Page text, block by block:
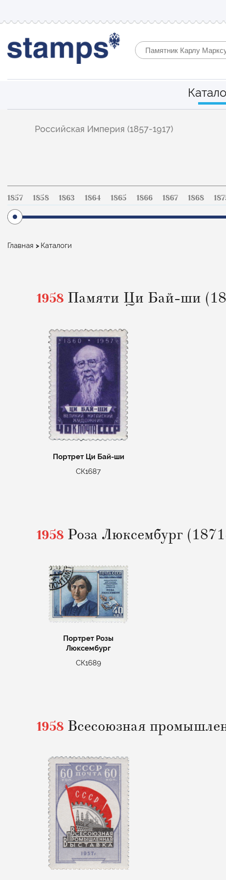
Российская Империя (1857-1917)
1857 1858 1863 1864 1865 1866 1867 1868
Строка
Главная Каталоги
1958 Памяти Ци Бай-ши
Портрет Ци Бай-ши
СК1687
1958 Роза Люксембург
Портрет Розы
Люксембург
СК1689
1958 Всесоюзная